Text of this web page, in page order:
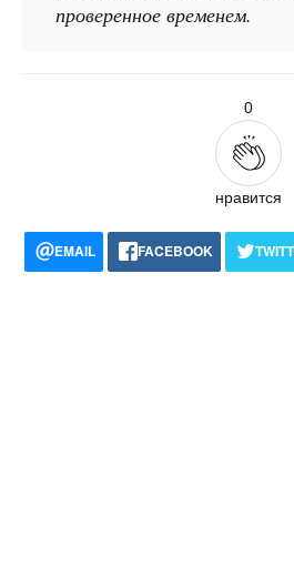
проверенное временем.
0
нравится
EMAIL FACEBOOK